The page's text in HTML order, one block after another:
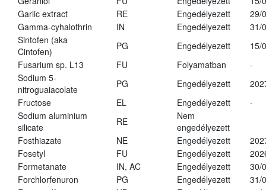
Garlic extract
RE Engedélyezett
29/
Gamma-cyhalothrin
IN Engedélyezett
31/
Sintofen (aka
Cintofen)
PG Engedélyezett
15/
Fusarium sp. L13
FU Folyamatban
-
Sodium 5-
nitroguaiacolate
PG Engedélyezett
Fructose
EL Engedélyezett
-
Sodium aluminium
silicate
RE
Nem
engedélyezett
Fosthiazate
NE Engedélyezett
Fosetyl
FU Engedélyezett
Formetanate
IN, AC Engedélyezett
30/
Forchlorfenuron
PG Engedélyezett
31/